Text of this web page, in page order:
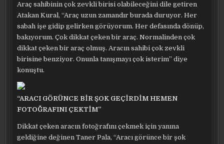
Araç sahibinin çok zevkli birisi olabileceğini dile getiren
Atakan Kural, “Araç uzun zamandır burada duruyor. Her
sabah işe gidip gelirken görüyorum. Her defasında dönüp,
bakıyorum. Çok dikkat çeken bir araç. Normalinden çok
dikkat çeken bir araç olmuş. Aracın sahibi çok zevkli
birisine benziyor. Onunla tanışmayı çok isterim” diye
konuştu.
“ARACI GÖRÜNCE BİR ŞOK GEÇİRDİM HEMEN
FOTOĞRAFINI ÇEKTİM”
Dikkat çeken aracın fotoğrafını çekmek için yanına
geldiğine değinen Taner Pala, “Aracı görünce bir şok